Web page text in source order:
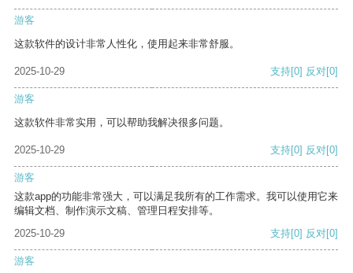
游客
这款软件的设计非常人性化，使用起来非常舒服。
2025-10-29 支持[0] 反对[0]
游客
这款软件非常实用，可以帮助我解决很多问题。
2025-10-29 支持[0] 反对[0]
游客
这款app的功能非常强大，可以满足我所有的工作需求。我可以使用它来
编辑文档、制作演示文稿、管理日程安排等。
2025-10-29
支持[0] 反对[0]
游客